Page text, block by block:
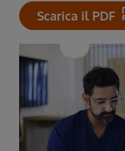
Scarica il PDF